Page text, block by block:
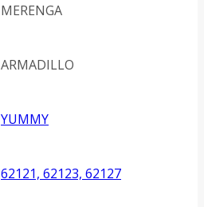
MERENGA
ARMADILLO
YUMMY
62121, 62123, 62127